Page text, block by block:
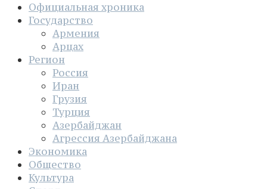
Официальная хроника
Государство
Армения
Арцах
Регион
Россия
Иран
Грузия
Турция
Азербайджан
Агрессия Азербайджана
Экономика
Общество
Культура